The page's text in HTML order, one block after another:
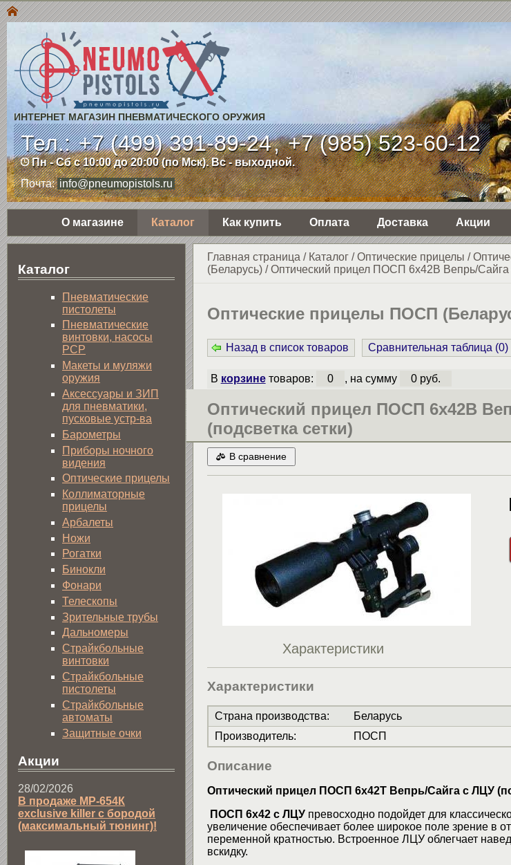
ИНТЕРНЕТ МАГАЗИН ПНЕВМАТИЧЕСКОГО ОРУЖИЯ
Тел.:+7 (499) 391-89-24,+7 (985) 523-60-12
Пн - Сб с 10:00 до 20:00 (по Мск). Вс - выходной.
Почта: info@pneumopistols.ru
О магазине Каталог Как купить Оплата Доставка Акции
Главная страница / Каталог/Оптические прицелы /
(Беларусь)/Оптический прицел ПОСП 6х42В Вепрь/Сайга
Оптические прицелы ПОСП
Назад в список товаров Сравнительная таблица (0)
В корзинетоваров: 0 , на сумму 0 руб.
Оптический прицел ПОСП 6х42В
(подсветка сетки)
В сравнение
Характеристики
Характеристики
Страна производства:
Беларусь
Производитель: ПОСП
Описание
Оптический прицел ПОСП 6х42Т Вепрь/Сайга с ЛЦУ
ПОСП 6x42 с ЛЦУпревосходно подойдет для
увеличение обеспечивает более широкое поле зрение в
переменной кратностью. Встроенное ЛЦУ облегчает
вскидку.
Каталог
Пнев­ма­ти­чес­кие
пистолеты
Пневматические
винтовки, насосы
PCP
Макеты и муляжи
оружия
Аксессуары и ЗИП
для пневматики,
пусковые устр-ва
Барометры
Приборы ночного
видения
Оптические прицелы
Коллиматорные
прицелы
Арбалеты
Ножи
Рогатки
Бинокли
Фонари
Телескопы
Зрительные трубы
Дальномеры
Страйкбольные
винтовки
Страйкбольные
пистолеты
Страйкбольные
автоматы
Защитные очки
Акции
28/02/2026
В продаже МР-654К
exclusive killer с бородой
(максимальный тюнинг)!